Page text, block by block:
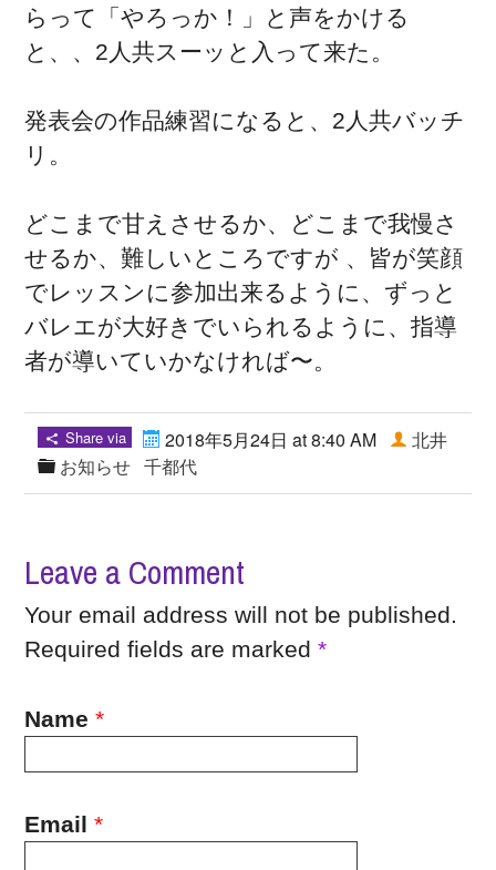
らって「やろっか！」と声をかける
と、、2人共スーッと入って来た。
発表会の作品練習になると、2人共バッチ
リ。
どこまで甘えさせるか、どこまで我慢さ
せるか、難しいところですが 、皆が笑顔
でレッスンに参加出来るように、ずっと
バレエが大好きでいられるように、指導
者が導いていかなければ〜。
Share via
2018年5月24日 at 8:40 AM
お知らせ
北井
千都代
Leave a Comment
Your email address will not be published.
Required fields are marked*
Name *
Email *